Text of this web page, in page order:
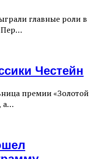
главные роли в
Пер…
Честейн
премии «Золотой
а…